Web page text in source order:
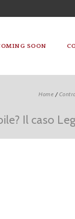
SOON
Home /
Il caso